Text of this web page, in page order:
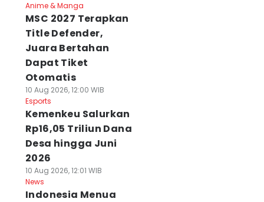
Anime & Manga
MSC 2027 Terapkan
Title Defender,
Juara Bertahan
Dapat Tiket
Otomatis
10 Aug 2026, 12:00 WIB
Esports
Kemenkeu Salurkan
Rp16,05 Triliun Dana
Desa hingga Juni
2026
10 Aug 2026, 12:01 WIB
News
Indonesia Menua